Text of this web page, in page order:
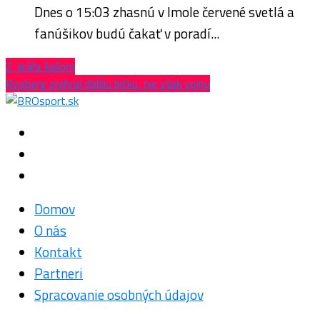
Dnes o 15:03 zhasnú v Imole červené svetlá a
fanúšikov budú čakať v poradí...
Z kráľa šašom
Rosberg prehral ďalšiu bitku, nie však vojnu
Domov
O nás
Kontakt
Partneri
Spracovanie osobných údajov